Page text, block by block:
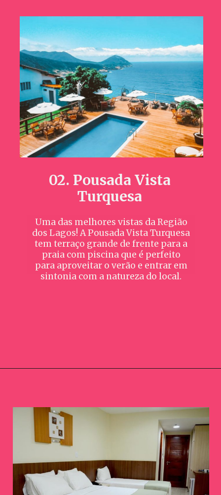
Uma das melhores vistas da Região
dos Lagos! A Pousada Vista Turquesa
tem terraço grande de frente para a
praia com piscina que é perfeito
para aproveitar o verão e entrar em
sintonia com a natureza do local.
02. Pousada Vista
Turquesa